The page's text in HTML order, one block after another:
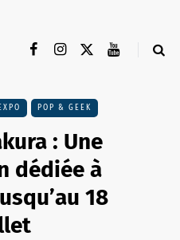
POP & GEEK
: Une
dédiée à
18